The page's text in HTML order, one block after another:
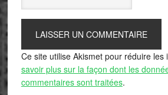
Ce site utilise Akismet pour réduire les
savoir plus sur la façon dont les
commentaires sont traitées.